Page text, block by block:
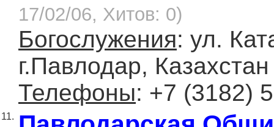
17/02/06, Хитов: 0)
Богослужения: ул.
г.Павлодар, Казахстан
Телефоны: +7 (3182)
11.